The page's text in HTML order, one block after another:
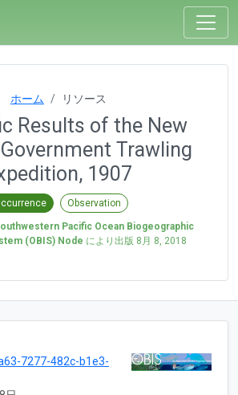
ホーム リソース
Results of the New
Trawling
1907
Observation
Pacific Ocean Biogeographic
(OBIS) Node により出版 8月 8, 2018
7277-482c-b1e3-